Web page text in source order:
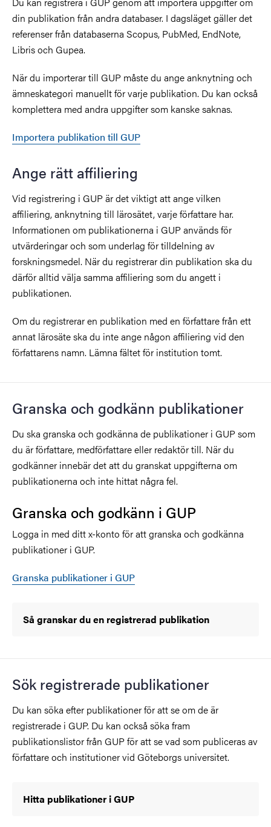
din publikation från andra databaser. I dagsläget gäller det
referenser från databaserna Scopus, PubMed, EndNote,
Libris och Gupea.
När du importerar till GUP måste du ange anknytning och
ämneskategori manuellt för varje publikation. Du kan också
komplettera med andra uppgifter som kanske saknas.
Importera publikation till GUP
Ange rätt affiliering
Vid registrering i GUP är det viktigt att ange vilken
affiliering, anknytning till lärosätet, varje författare har.
Informationen om publikationerna i GUP används för
utvärderingar och som underlag för tilldelning av
forskningsmedel. När du registrerar din publikation ska du
därför alltid välja samma affiliering som du angett i
publikationen.
Om du registrerar en publikation med en författare från ett
annat lärosäte ska du inte ange någon affiliering vid den
författarens namn. Lämna fältet för institution tomt.
Granska och godkänn publikationer
Du ska granska och godkänna de publikationer i GUP som
du är författare, medförfattare eller redaktör till. När du
godkänner innebär det att du granskat uppgifterna om
publikationerna och inte hittat några fel.
Granska och godkänn i GUP
Logga in med ditt x-konto för att granska och godkänna
publikationer i GUP.
Granska publikationer i GUP
Så granskar du en registrerad publikation
Sök registrerade publikationer
Du kan söka efter publikationer för att se om de är
registrerade i GUP. Du kan också söka fram
publikationslistor från GUP för att se vad som publiceras av
författare och institutioner vid Göteborgs universitet.
Hitta publikationer i GUP